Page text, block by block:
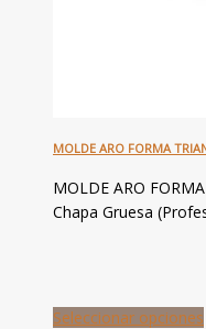
MOLDE ARO FORMA
MOLDE ARO
Chapa Gruesa
Seleccionar opciones